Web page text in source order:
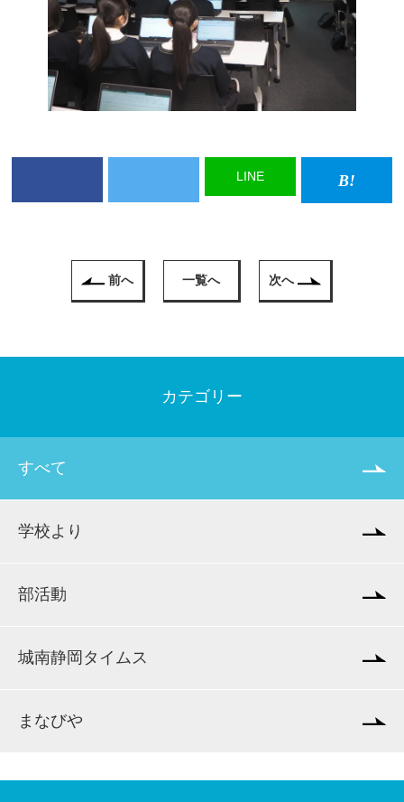
LINE
前へ 一覧へ 次へ
カテゴリー
すべて
学校より
部活動
城南静岡タイムス
まなびや